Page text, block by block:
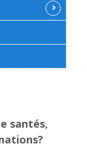
santés,